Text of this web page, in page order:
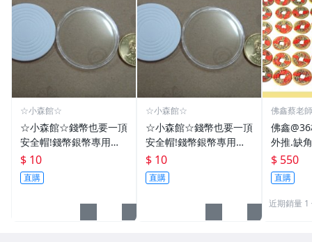
☆小森館☆
☆小森館☆錢幣也要一頂
安全帽!錢幣銀幣專用透
明壓克力盒收納保護盒.1
枚10元~55
$ 10
直購
☆小森館☆
☆小森館☆錢幣也要一頂
安全帽!錢幣銀幣專用透
明壓克力盒收納保護盒.1
枚10元~11
$ 10
直購
佛鑫蔡老
佛鑫
外推.缺
雙碩士
加持/附
$ 550
直購
近期銷量 1